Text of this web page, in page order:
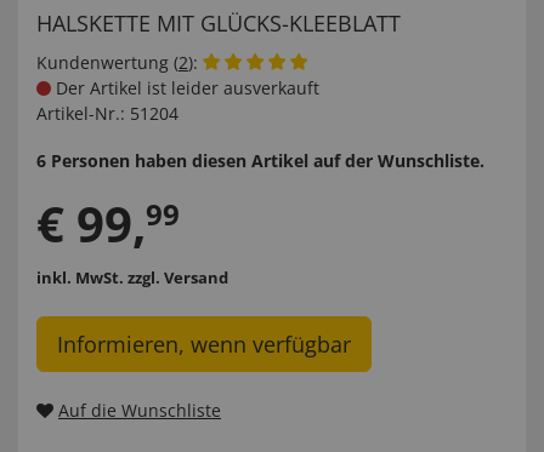
HALSKETTE MIT GLÜCKS-KLEEBLATT
Kundenwertung (2):
Der Artikel ist leider ausverkauft
Artikel-Nr.: 51204
6 Personen haben diesen Artikel auf der Wunschliste.
€ 99,99
inkl. MwSt. zzgl. Versand
Informieren, wenn verfügbar
Auf die Wunschliste